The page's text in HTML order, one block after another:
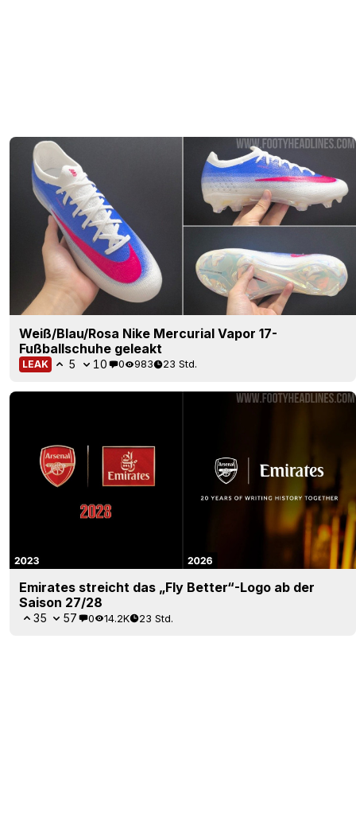
Weiß/Blau/Rosa Nike Mercurial Vapor 17-
Fußballschuhe geleakt
LEAK 5 10 0 983 23 Std.
Emirates streicht das „Fly Better“-Logo ab der
Saison 27/28
35 57 0 14.2K 23 Std.